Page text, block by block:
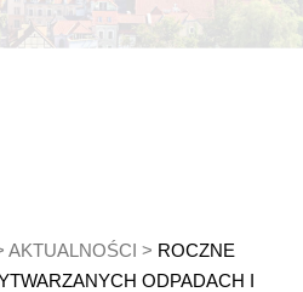
AKTUALNOŚCI > ROCZNE
ODPADACH I